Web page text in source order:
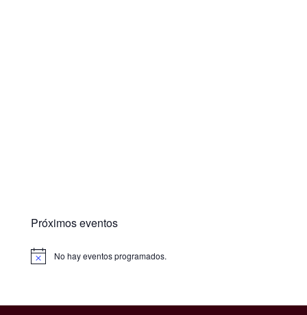
Próximos eventos
No hay eventos programados.